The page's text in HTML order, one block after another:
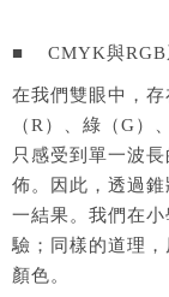
■ CMYK與RGB
在我們雙眼中，
（R）、綠（G）
只感受到單一波
佈。因此，透過
一結果。我們在
驗；同樣的道理
顏色。